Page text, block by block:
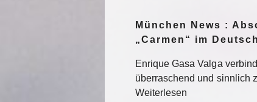
München News :
„Carmen“ im
Enrique Gasa Valga
überraschend und sinnlich
Weiterlesen